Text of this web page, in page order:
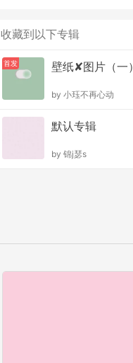
收藏到以下专辑
首发 壁纸✘图片（一）
by 小珏不再心动
默认专辑
by 锦j瑟s